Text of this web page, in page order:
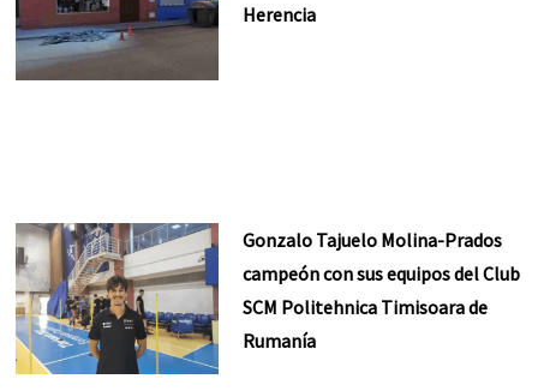
Herencia
Gonzalo Tajuelo Molina-Prados
campeón con sus equipos del Club
SCM Politehnica Timisoara de
Rumanía